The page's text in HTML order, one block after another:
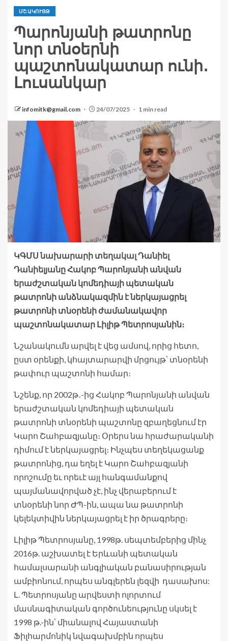
ՄՇԱԿՈՒՅԹ
Պարոնյանի թատրոնը
նոր տնօերնի
պաշտոնակատար ունի․
Լուսանկար
infomitk@gmail.com 24/07/2025 1 min read
ԿԳՄՍ նախարարի տեղակալ Դանիել
Դանիելյանը Հակոբ Պարոնյանի անվան
երաժշտական կոմեդիայի պետական
թատրոնի անձնակազմին է ներկայացրել
թատրոնի տնօրենի ժամանակավոր
պաշտոնակատար Լիլիթ Պետրոսյանին։
Նշանակումն արվել է վեց ամսով, որից հետո,
ըստ օրենքի, կհայտարարվի մրցույթ՝ տնօրենի
թափուր պաշտոնի համար։
Նշենք, որ 2002թ․-ից Հակոբ Պարոնյանի անվան
երաժշտական կոմեդիայի պետական
թատրոնի տնօրենի պաշտոնը զբաղեցնում էր
Կարո Շահբազյանը։ Օրերս նա հրաժարականի
դիմում է ներկայացրել։ Ինչպես տեղեկացանք
թատրոնից, դա եղել է Կարո Շահբազյանի
որոշումը եւ որեւէ այլ հանգամանքով
պայմանավորված չէ, ինչ վերաբերում է
տնօրենի նոր ԺՊ-ին, ապա նա թատրոնի
կելեկտիվին ներկայացրել է իր ծրագրերը։
Լիլիթ Պետրոսյանը, 1998թ. սեպտեմբերից մինչ
2016թ. աշխատել է Երևանի պետական
համալսարանի անգլիական բանասիրության
ամբիոնում, որպես անգլերեն լեզվի դասախոս:
Լ. Պետրոսյանը արվեստի ոլորտում
մասնագիտական գործունեությունը սկսել է
1998 թ.-ին՝ միանալով Հայաստանի
Ֆիլհարմոնիկ նվագախմբին որպես